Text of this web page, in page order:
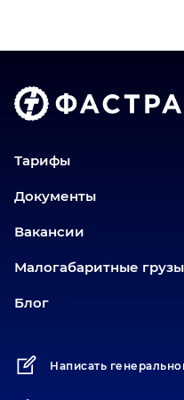
Волгоград
Донецк
Еманжелинск
Заводоуковск
Златоуст
Иваново
Казань
Калининград
Тарифы
Документы
Вакансии
Малогабаритные грузы
Блог
Написать